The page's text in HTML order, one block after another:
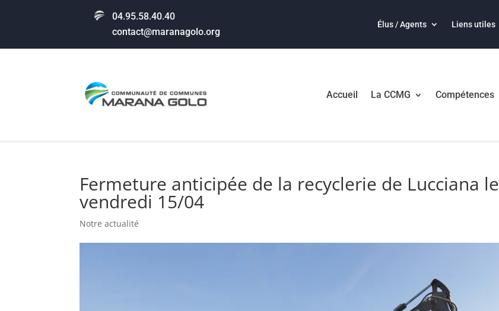
04.95.58.40.40
contact@maranagolo.org
Élus / Agents Liens utiles
Accueil La CCMG Compétences
Fermeture anticipée de la recyclerie de Lucciana le
vendredi 15/04
Notre actualité